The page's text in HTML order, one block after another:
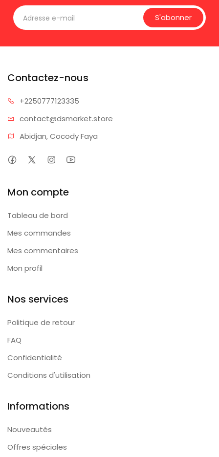
S'abonner
Contactez-nous
+2250777123335
contact@dsmarket.store
Abidjan, Cocody Faya
Mon compte
Tableau de bord
Mes commandes
Mes commentaires
Mon profil
Nos services
Politique de retour
FAQ
Confidentialité
Conditions d'utilisation
Informations
Nouveautés
Offres spéciales